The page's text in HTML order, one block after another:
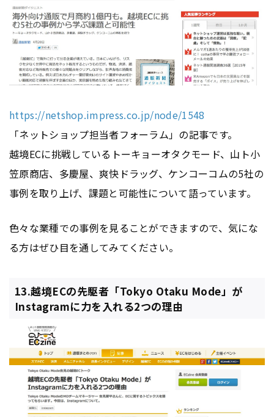
https://netshop.impress.co.jp/node/1548
「ネットショップ担当者フォーラム」の記事です。
越境ECに挑戦しているトーキョーオタクモード、山ト小
笠原商店、多慶屋、爽快ドラッグ、ケンコーコムの5社の
事例を取り上げ、課題と可能性について語っています。
色々な業種での事例を見ることができますので、気にな
る方はぜひ目を通してみてください。
13.越境ECの先駆者「Tokyo Otaku Mode」が
Instagramに力を入れる2つの理由